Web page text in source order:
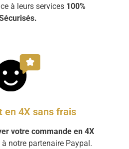
à leurs services 100%
en 4X sans frais
votre commande en 4X
à notre partenaire Paypal.